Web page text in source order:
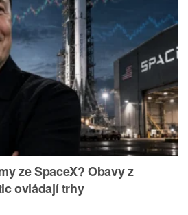
ze SpaceX? Obavy z
ovládají trhy